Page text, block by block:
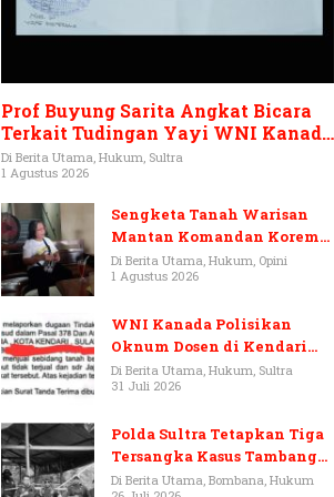
Prof Buyung Sarita Angkat Bicara
Terkait Tudingan Yayi WNI Kanada
Ditagih Utang Rp3,6 Miliar
Di Berita Utama, Hukum, Sultra
1 Agustus 2026
Sengketa Tanah Warisan
Mantan Komandan Korem
143/HO, Ketika Warisan
Menjadi Arena Pemerasan
Di Berita Utama, Hukum, Opini
1 Agustus 2026
WNI Kanada Polisikan
Oknum Dosen di Kendari
Terkait Aset Puluhan Miliar
Di Berita Utama, Hukum, Sultra
31 Juli 2026
Polda Sultra Tetapkan Tiga
Tersangka Kasus Tambang
Emas Ilegal di Bombana
Di Berita Utama, Bombana, Hukum